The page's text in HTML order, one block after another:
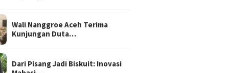
Wali Nanggroe Aceh Terima
Kunjungan Duta…
Dari Pisang Jadi Biskuit: Inovasi